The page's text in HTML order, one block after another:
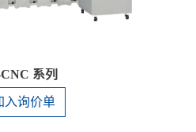
系列
入询价单